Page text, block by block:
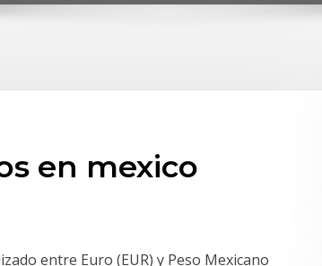
en mexico
entre Euro (EUR) y Peso Mexicano